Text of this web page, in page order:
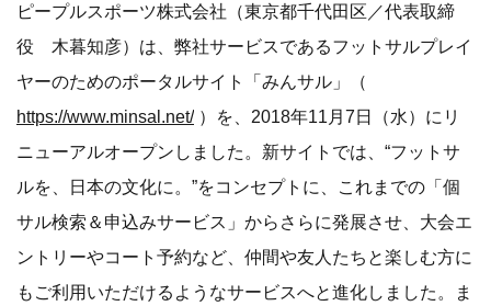
ピープルスポーツ株式会社（東京都千代田区／代表取締
役 木暮知彦）は、弊社サービスであるフットサルプレイ
ヤーのためのポータルサイト「みんサル」（
https://www.minsal.net/ ）を、2018年11月7日（水）にリ
ニューアルオープンしました。新サイトでは、“フットサ
ルを、日本の文化に。”をコンセプトに、これまでの「個
サル検索＆申込みサービス」からさらに発展させ、大会エ
ントリーやコート予約など、仲間や友人たちと楽しむ方に
もご利用いただけるようなサービスへと進化しました。ま